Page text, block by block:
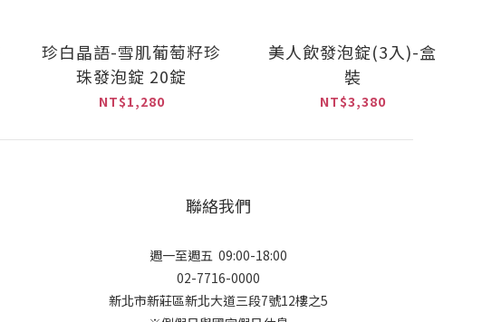
珍白晶語-雪肌葡萄籽珍
珠發泡錠 20錠
NT$1,280
美人飲發泡錠(3入)-盒
裝
NT$3,380
聯絡我們
週一至週五 09:00-18:00
02-7716-0000
新北市新莊區新北大道三段7號12樓之5